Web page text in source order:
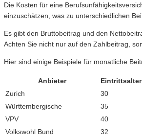
Die Kosten für eine
einzuschätzen, was zu unterschiedlichen
Es gibt den Bruttobeitrag und den
Achten Sie nicht nur auf den Zahlbeitrag,
Hier sind einige Beispiele für monatliche
Anbieter Eintrittsalter
Zurich
30
Württembergische
35
VPV
40
Volkswohl Bund
32